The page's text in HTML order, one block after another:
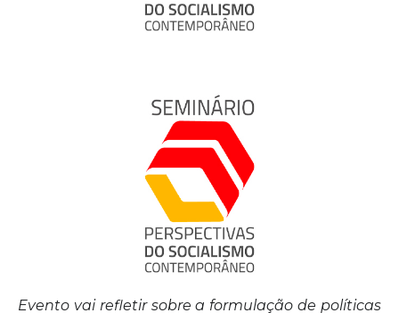
Evento vai refletir sobre a formulação de políticas